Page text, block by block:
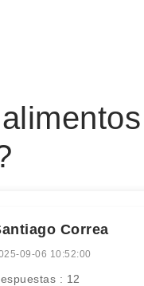
Correa
09-06 10:52:00
: 12